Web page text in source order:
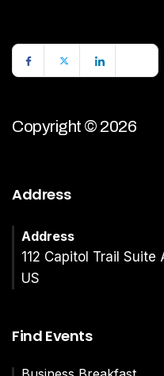
Copyright © 2026
Address
Address
112 Capitol Trail Suite
US
Find Events